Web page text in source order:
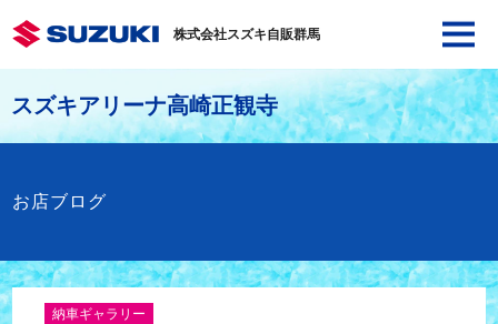
株式会社スズキ自販群馬
スズキアリーナ高崎正観寺
お店ブログ
納車ギャラリー